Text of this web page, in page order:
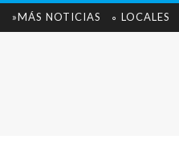
»MÁS NOTICIAS ∘ LOCALES